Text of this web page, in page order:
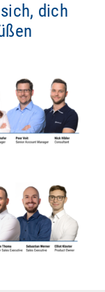
dich